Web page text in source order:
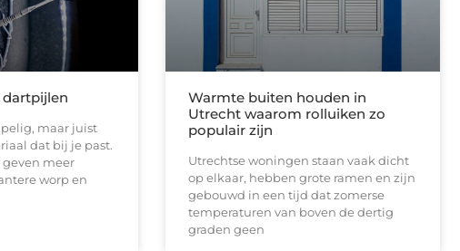
maar juist
dat bij je past.
meer
worp en
Warmte buiten houden in
Utrecht waarom rolluiken zo
populair zijn
Utrechtse woningen staan vaak dicht
op elkaar, hebben grote ramen en zijn
gebouwd in een tijd dat zomerse
temperaturen van boven de dertig
graden geen